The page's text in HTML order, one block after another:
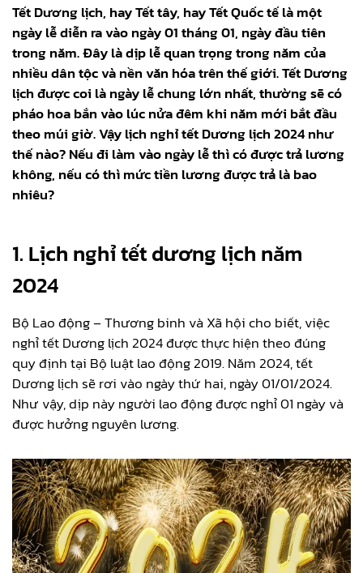
Tết Dương lịch, hay Tết tây, hay Tết Quốc tế là một
ngày lễ diễn ra vào ngày 01 tháng 01, ngày đầu tiên
trong năm. Đây là dịp lễ quan trọng trong năm của
nhiều dân tộc và nền văn hóa trên thế giới. Tết Dương
lịch được coi là ngày lễ chung lớn nhất, thường sẽ có
pháo hoa bắn vào lúc nửa đêm khi năm mới bắt đầu
theo múi giờ. Vậy lịch nghỉ tết Dương lịch 2024 như
thế nào? Nếu đi làm vào ngày lễ thì có được trả lương
không, nếu có thì mức tiền lương được trả là bao
nhiêu?
1. Lịch nghỉ tết dương lịch năm
2024
Bộ Lao động – Thương binh và Xã hội cho biết, việc
nghỉ tết Dương lịch 2024 được thực hiện theo đúng
quy định tại Bộ luật lao động 2019. Năm 2024, tết
Dương lịch sẽ rơi vào ngày thứ hai, ngày 01/01/2024.
Như vậy, dịp này người lao động được nghỉ 01 ngày và
được hưởng nguyên lương.